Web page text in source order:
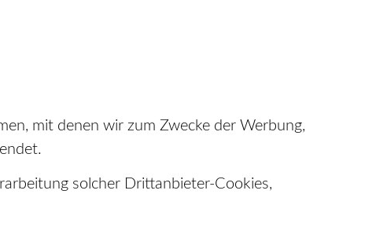
mit denen wir zum Zwecke der Werbung,
solcher Drittanbieter-Cookies,